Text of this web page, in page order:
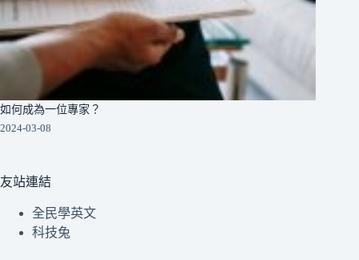
如何成為一位專家？
2024-03-08
友站連結
全民學英文
科技兔